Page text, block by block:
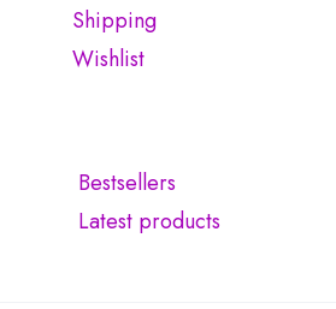
Shipping
Wishlist
Bestsellers
Latest products